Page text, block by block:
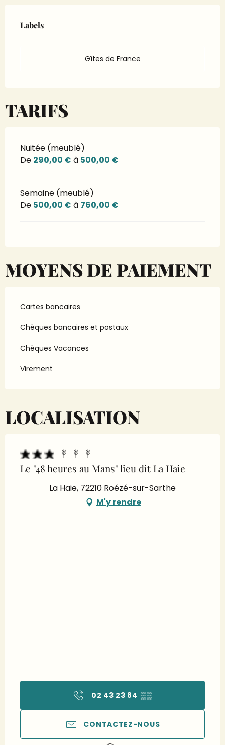
Labels
Labels
Gîtes de France
TARIFS
Nuitée (meublé)
De 290,00 € à 500,00 €
Semaine (meublé)
De 500,00 € à 760,00 €
MOYENS DE PAIEMENT
Cartes bancaires
Chèques bancaires et postaux
Chèques Vacances
Virement
LOCALISATION
Le "48 heures au Mans" lieu dit La Haie
La Haie, 72210 Roézé-sur-Sarthe
M'y rendre
02 43 23 84▒▒
CONTACTEZ-NOUS